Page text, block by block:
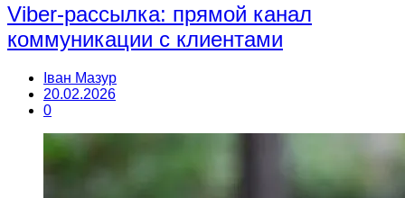
Viber-рассылка: прямой канал
коммуникации с клиентами
Іван Мазур
20.02.2026
0